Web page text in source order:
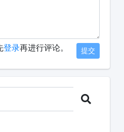
登录再进行评论。 提交